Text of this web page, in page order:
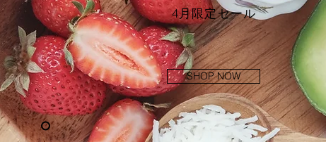
​4月限定セール
SHOP NOW